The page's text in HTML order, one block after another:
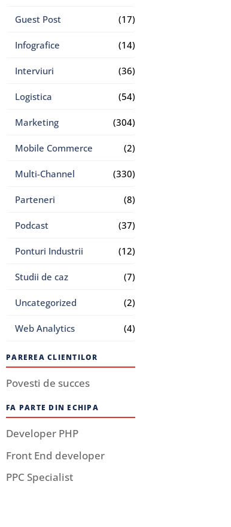
Guest Post (17)
Infografice (14)
Interviuri (36)
Logistica (54)
Marketing (304)
Mobile Commerce (2)
Multi-Channel (330)
Parteneri (8)
Podcast (37)
Ponturi Industrii (12)
Studii de caz (7)
Uncategorized (2)
Web Analytics (4)
PAREREA CLIENTILOR
Povesti de succes
FA PARTE DIN ECHIPA
Developer PHP
Front End developer
PPC Specialist